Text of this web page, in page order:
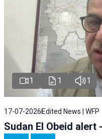
1 1 1
17-07-2026 Edited News | WFP
Sudan El Obeid alert